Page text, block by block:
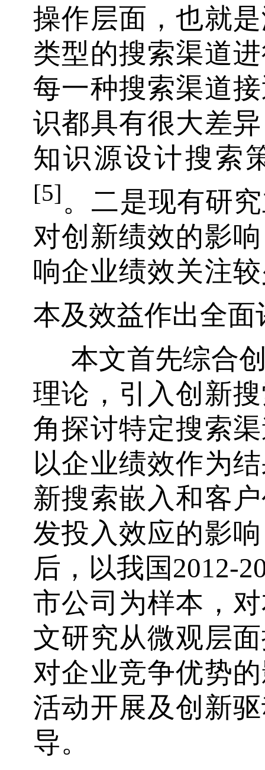
操作层面，也就
类型的搜索渠道
每一种搜索渠道
识都具有很大差
知识源设计搜索
[5]。二是现有研
对创新绩效的影
响企业绩效关注
本及效益作出全面
本文首先综合
理论，引入创新
角探讨特定搜索
以企业绩效作为
新搜索嵌入和客
发投入效应的影
后，以我国2012-
市公司为样本，
文研究从微观层
对企业竞争优势
活动开展及创新
导。